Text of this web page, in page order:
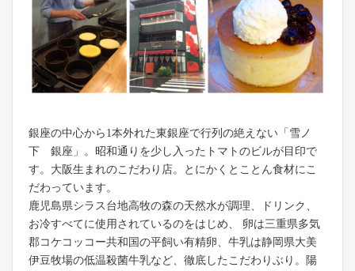
銀座の中心から1本外れた東銀座で行列の絶えない「雪ノ
下 銀座」。昭和通りを少し入ったトマトのビルが目印で
す。大阪生まれのこだわり店。とにかくとことん食材にこ
だわっています。
鹿児島県シラス台地高牧の森の天然水が調理、ドリンク、
お冷すべてに使用されているのをはじめ、 卵は三重県多気
郡コケコッコー共和国の平飼い有精卵、牛乳は静岡県大美
伊豆牧場の低温殺菌牛乳など、徹底したこだわりぶり。陽